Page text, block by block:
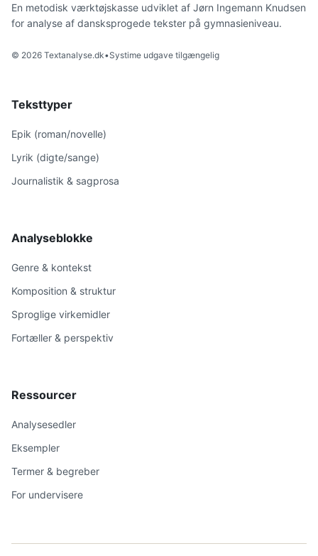
En metodisk værktøjskasse udviklet af Jørn Ingemann Knudsen
for analyse af dansksprogede tekster på gymnasieniveau.
© 2026 Textanalyse.dk•Systime udgave tilgængelig
Teksttyper
Epik (roman/novelle)
Lyrik (digte/sange)
Journalistik & sagprosa
Analyseblokke
Genre & kontekst
Komposition & struktur
Sproglige virkemidler
Fortæller & perspektiv
Ressourcer
Analysesedler
Eksempler
Termer & begreber
For undervisere